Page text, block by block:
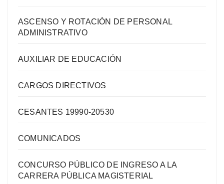
ASCENSO Y ROTACIÓN DE PERSONAL
ADMINISTRATIVO
AUXILIAR DE EDUCACIÓN
CARGOS DIRECTIVOS
CESANTES 19990-20530
COMUNICADOS
CONCURSO PÚBLICO DE INGRESO A LA
CARRERA PÚBLICA MAGISTERIAL